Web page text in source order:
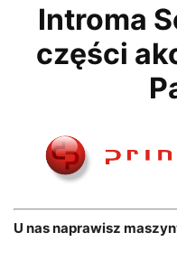
Introma
części
U nas naprawisz